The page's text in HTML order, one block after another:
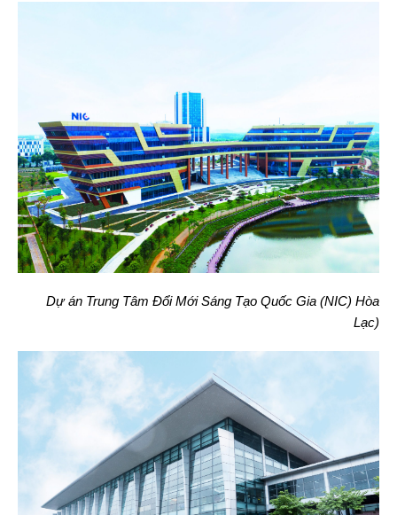
Dự án Trung Tâm Đổi Mới Sáng Tạo Quốc Gia (NIC) Hòa
Lạc)